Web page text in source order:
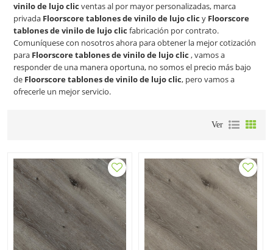
vinilo de lujo clic ventas al por mayor personalizadas, marca
privada Floorscore tablones de vinilo de lujo clic y Floorscore
tablones de vinilo de lujo clic fabricación por contrato.
Comuníquese con nosotros ahora para obtener la mejor cotización
para Floorscore tablones de vinilo de lujo clic , vamos a
responder de una manera oportuna, no somos el precio más bajo
de Floorscore tablones de vinilo de lujo clic, pero vamos a
ofrecerle un mejor servicio.
Ver